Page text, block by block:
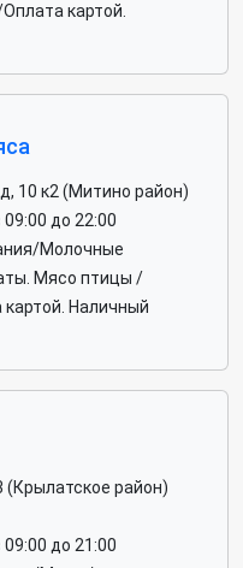
картой.
10 к2 (Митино район)
до 22:00
Молочные
Мясо птицы /
Наличный
(Крылатское район)
до 21:00